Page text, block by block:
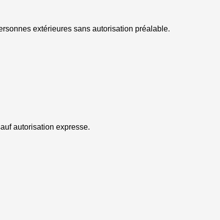
extérieures sans autorisation préalable.
autorisation expresse.